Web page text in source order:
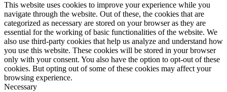
This website uses cookies to improve your experience while you
navigate through the website. Out of these, the cookies that are
categorized as necessary are stored on your browser as they are
essential for the working of basic functionalities of the website. We
also use third-party cookies that help us analyze and understand how
you use this website. These cookies will be stored in your browser
only with your consent. You also have the option to opt-out of these
cookies. But opting out of some of these cookies may affect your
browsing experience.
Necessary